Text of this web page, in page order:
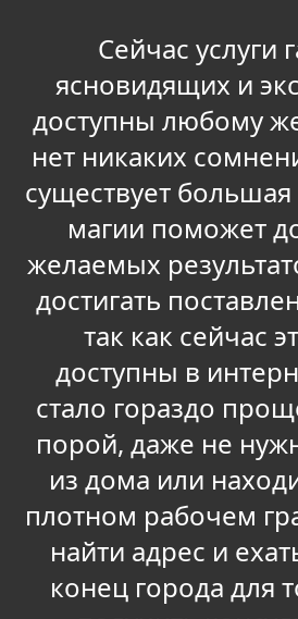
Сейчас услуги
ясновидящих и
доступны любому
нет никаких
существует
магии поможет
желаемых
достигать
так как сейчас
доступны в
стало гораздо
порой, даже не
из дома или
плотном рабочем
найти адрес и
конец города для